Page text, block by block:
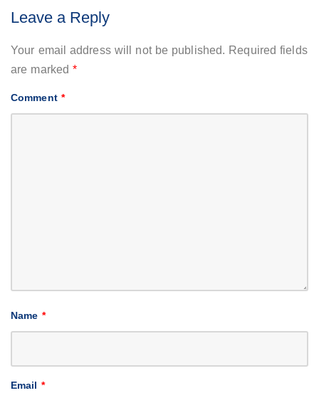
Leave a Reply
Your email address will not be published. Required fields
are marked*
Comment *
Name *
Email *